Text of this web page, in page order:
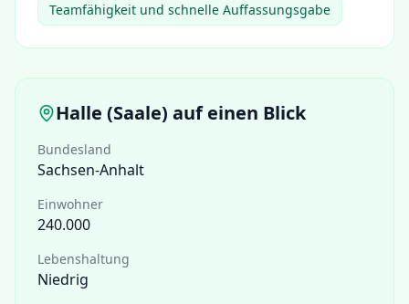
Teamfähigkeit und schnelle Auffassungsgabe
Halle (Saale) auf einen Blick
Bundesland
Sachsen-Anhalt
Einwohner
240.000
Lebenshaltung
Niedrig